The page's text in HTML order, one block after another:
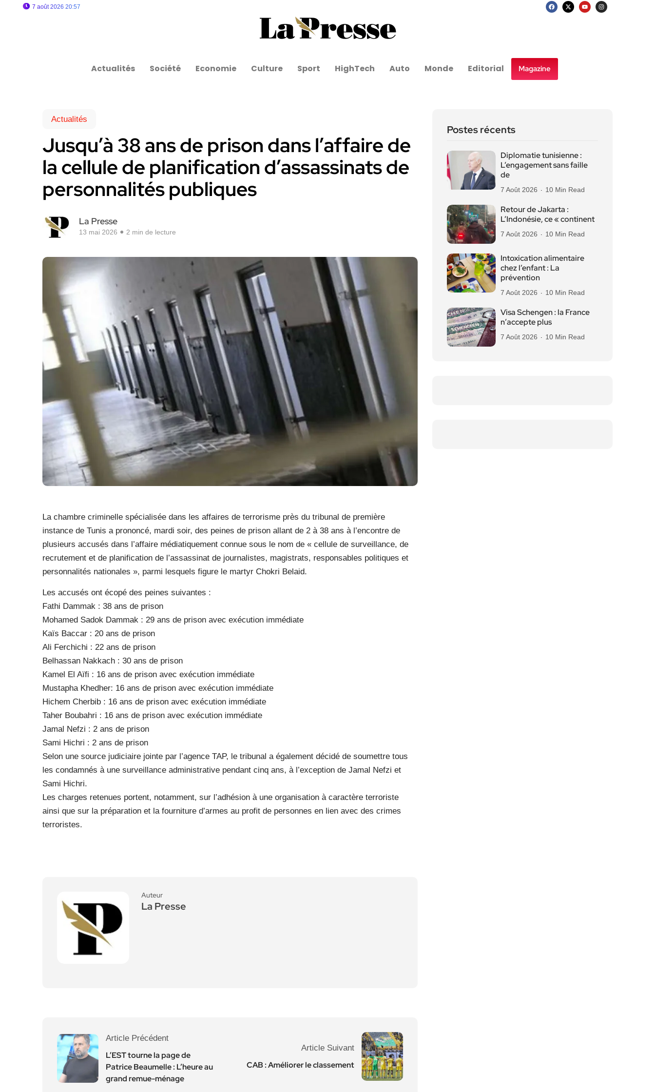
7 août 2026 20:57
Actualités Société Economie Culture Sport HighTech Auto Monde Editorial Magazine
Actualités
Jusqu’à 38 ans de prison dans l’affaire de
la cellule de planification d’assassinats de
personnalités publiques
La Presse
13 mai 2026 2 min de lecture
La chambre criminelle spécialisée dans les affaires de terrorisme près du tribunal de première
instance de Tunis a prononcé, mardi soir, des peines de prison allant de 2 à 38 ans à l’encontre de
plusieurs accusés dans l’affaire médiatiquement connue sous le nom de « cellule de surveillance, de
recrutement et de planification de l’assassinat de journalistes, magistrats, responsables politiques et
personnalités nationales », parmi lesquels figure le martyr Chokri Belaid.
Les accusés ont écopé des peines suivantes :
Fathi Dammak : 38 ans de prison
Mohamed Sadok Dammak : 29 ans de prison avec exécution immédiate
Kaïs Baccar : 20 ans de prison
Ali Ferchichi : 22 ans de prison
Belhassan Nakkach : 30 ans de prison
Kamel El Aïfi : 16 ans de prison avec exécution immédiate
Mustapha Khedher: 16 ans de prison avec exécution immédiate
Hichem Cherbib : 16 ans de prison avec exécution immédiate
Taher Boubahri : 16 ans de prison avec exécution immédiate
Jamal Nefzi : 2 ans de prison
Sami Hichri : 2 ans de prison
Selon une source judiciaire jointe par l’agence TAP, le tribunal a également décidé de soumettre tous
les condamnés à une surveillance administrative pendant cinq ans, à l’exception de Jamal Nefzi et
Sami Hichri.
Les charges retenues portent, notamment, sur l’adhésion à une organisation à caractère terroriste
ainsi que sur la préparation et la fourniture d’armes au profit de personnes en lien avec des crimes
terroristes.
Auteur
La Presse
Article Précédent
L’EST tourne la page de
Patrice Beaumelle : L’heure au
grand remue-ménage
Article Suivant
CAB : Améliorer le classement
Postes récents
Diplomatie tunisienne :
L’engagement sans faille
de
7 Août 2026 10 Min Read
Retour de Jakarta :
L’Indonésie, ce « continent
7 Août 2026 10 Min Read
Intoxication alimentaire
chez l’enfant : La
prévention
7 Août 2026 10 Min Read
Visa Schengen : la France
n’accepte plus
7 Août 2026 10 Min Read